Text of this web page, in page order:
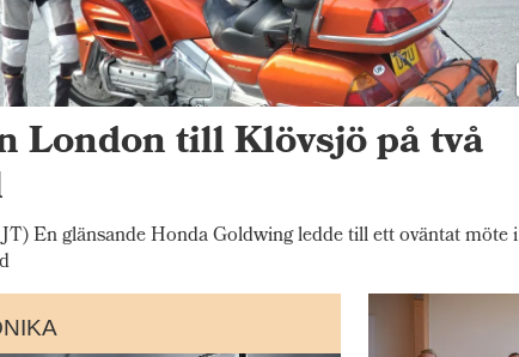
London till Klövsjö på två
En glänsande Honda Goldwing ledde till ett oväntat möte i